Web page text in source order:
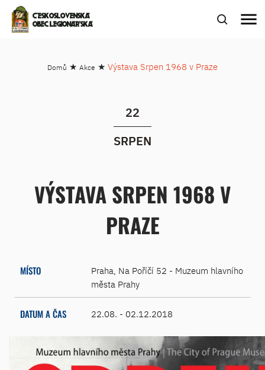
ČESKOSLOVENSKÁ
OBEC LEGIONÁŘSKÁ
menu
Domů ★ Akce ★ Výstava Srpen 1968 v Praze
22
SRPEN
VÝSTAVA SRPEN 1968 V
PRAZE
MÍSTO
Praha, Na Poříčí 52 - Muzeum hlavního
města Prahy
DATUM A ČAS 22.08. - 02.12.2018